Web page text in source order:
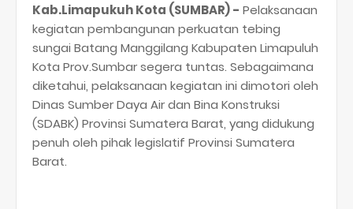
Kab.Limapukuh Kota (SUMBAR) - Pelaksanaan
kegiatan pembangunan perkuatan tebing
sungai Batang Manggilang Kabupaten Limapuluh
Kota Prov.Sumbar segera tuntas. Sebagaimana
diketahui, pelaksanaan kegiatan ini dimotori oleh
Dinas Sumber Daya Air dan Bina Konstruksi
(SDABK) Provinsi Sumatera Barat, yang didukung
penuh oleh pihak legislatif Provinsi Sumatera
Barat.